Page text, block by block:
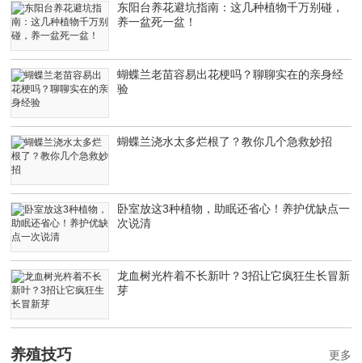
东阳台养花避坑指南：这几种植物千万别碰，
养一盆死一盆！
蝴蝶兰老苗容易出花梗吗？聊聊实在的亲身经
验
蝴蝶兰浇水太多烂根了？教你几个急救妙招
卧室放这3种植物，助眠还省心！养护优缺点一
次说清
龙血树光杵着不长新叶？3招让它疯狂生长冒新
芽
养殖技巧 更多